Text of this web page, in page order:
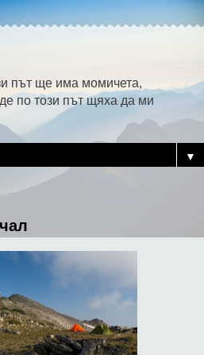
път ще има момичета,
по този път щяха да ми
▼